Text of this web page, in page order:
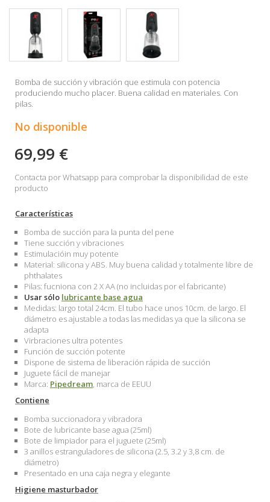
Bomba de succión y vibración que estimula con potencia
produciendo mucho placer. Buena calidad en materiales. Con
pilas.
No disponible
69,99 €
Contacta por Whatsapp para comprobar la disponibilidad de este
producto
Características
Bomba de succión para la punta del pene
Tiene succión y vibraciones
Estimulacióin muy potente
Material: silicona y ABS. Muy buena calidad y totalmente libre de
phthalates
Pilas: fucniona con 2 X AA (no incluidas por el fabricante)
Usar sólo lubricante base agua
Medidas: largo total 24cm. El tubo hace unos 10cm. de largo. El
diámetro es ajustable a todas las medidas ya que la silicona se
adapta
Virbraciones ultra potentes
Función de succión potente
Dispone de sistema de liberación rápida de succión
Juguete fácil de manejar
Marca: Pipedream, marca de EEUU
Contiene
Bomba succionadora y vibradora
Bote de lubricante base agua (25ml)
Bote de limpiador para el juguete (25ml)
3 anillos estranguladores de silicona (2.5, 3.2 y 3,8 cm. de
diámetro)
Presentado en una caja negra y elegante
Higiene masturbador